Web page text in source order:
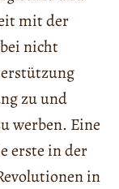
mit der
nicht
zu und
werben. Eine
erste in der
in